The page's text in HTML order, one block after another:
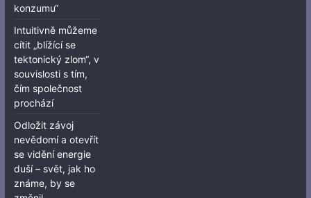
konzumu“
Intuitivně můžeme
cítit „blížící se
tektonický zlom“, v
souvislosti s tím,
čím společnost
prochází
Odložit závoj
nevědomí a otevřít
se vidění energie
duší – svět, jak ho
známe, by se